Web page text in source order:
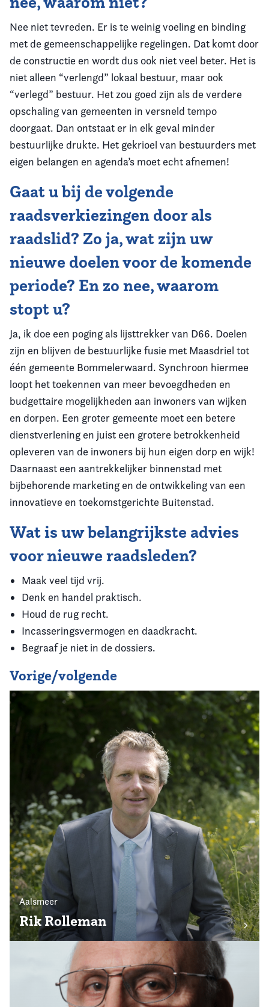
Nee niet tevreden. Er is te weinig voeling en binding
met de gemeenschappelijke regelingen. Dat komt door
de constructie en wordt dus ook niet veel beter. Het is
niet alleen “verlengd” lokaal bestuur, maar ook
“verlegd” bestuur. Het zou goed zijn als de verdere
opschaling van gemeenten in versneld tempo
doorgaat. Dan ontstaat er in elk geval minder
bestuurlijke drukte. Het gekrioel van bestuurders met
eigen belangen en agenda’s moet echt afnemen!
Gaat u bij de volgende
raadsverkiezingen door als
raadslid? Zo ja, wat zijn uw
nieuwe doelen voor de komende
periode? En zo nee, waarom
stopt u?
Ja, ik doe een poging als lijsttrekker van D66. Doelen
zijn en blijven de bestuurlijke fusie met Maasdriel tot
één gemeente Bommelerwaard. Synchroon hiermee
loopt het toekennen van meer bevoegdheden en
budgettaire mogelijkheden aan inwoners van wijken
en dorpen. Een groter gemeente moet een betere
dienstverlening en juist een grotere betrokkenheid
opleveren van de inwoners bij hun eigen dorp en wijk!
Daarnaast een aantrekkelijker binnenstad met
bijbehorende marketing en de ontwikkeling van een
innovatieve en toekomstgerichte Buitenstad.
Wat is uw belangrijkste advies
voor nieuwe raadsleden?
Maak veel tijd vrij.
Denk en handel praktisch.
Houd de rug recht.
Incasseringsvermogen en daadkracht.
Begraaf je niet in de dossiers.
Vorige/volgende
Aalsmeer
Rik Rolleman